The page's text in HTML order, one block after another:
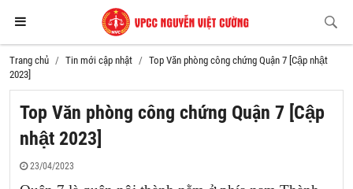
Trang chủ Tin mới cập nhật
Top Văn phòng công chứng Quận 7 [Cập nhật
2023]
Top Văn phòng công chứng Quận 7 [Cập
nhật 2023]
23/04/2023